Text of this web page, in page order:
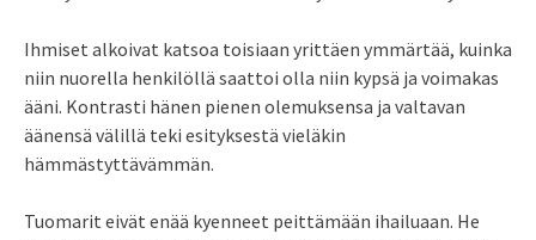
Ihmiset alkoivat katsoa toisiaan yrittäen ymmärtää, kuinka
niin nuorella henkilöllä saattoi olla niin kypsä ja voimakas
ääni. Kontrasti hänen pienen olemuksensa ja valtavan
äänensä välillä teki esityksestä vieläkin
hämmästyttävämmän.
Tuomarit eivät enää kyenneet peittämään ihailuaan. He